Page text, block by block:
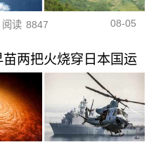
阅读 8847 08-05
两把火烧穿日本国运